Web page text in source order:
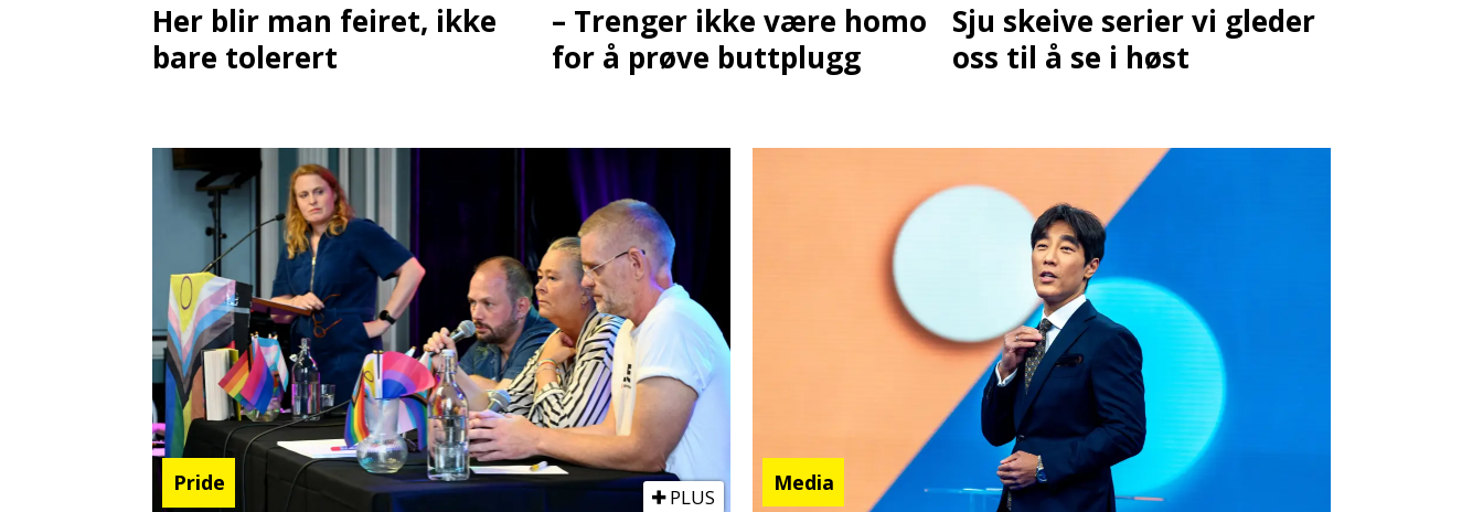
Her blir man feiret, ikke
bare tolerert
– Trenger ikke være homo
for å prøve buttplugg
Sju skeive serier vi gleder
oss til å se i høst
Pride
PLUS
Media